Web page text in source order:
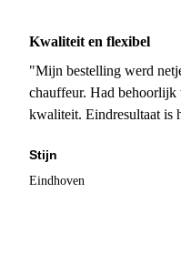
Kwaliteit en flexibel
"Mijn bestelling werd
chauffeur. Had behoorlijk
kwaliteit. Eindresultaat is
Stijn
Eindhoven